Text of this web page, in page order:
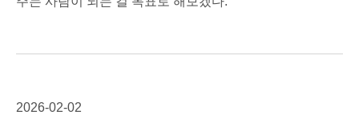
2026-02-02